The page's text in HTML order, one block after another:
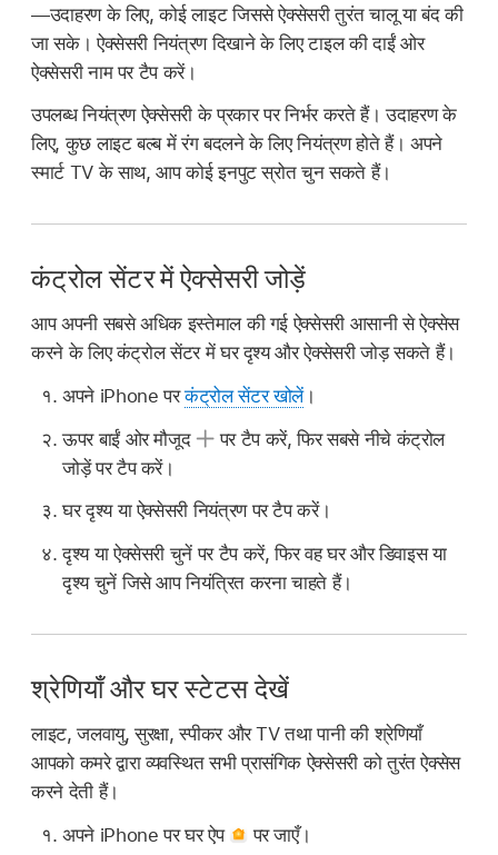
—उदाहरण के लिए, कोई लाइट जिससे ऐक्सेसरी तुरंत चालू या बंद की
जा सके। ऐक्सेसरी नियंत्रण दिखाने के लिए टाइल की दाईं ओर
ऐक्सेसरी नाम पर टैप करें।
उपलब्ध नियंत्रण ऐक्सेसरी के प्रकार पर निर्भर करते हैं। उदाहरण के
लिए, कुछ लाइट बल्ब में रंग बदलने के लिए नियंत्रण होते हैं। अपने
स्मार्ट TV के साथ, आप कोई इनपुट स्रोत चुन सकते हैं।
कंट्रोल सेंटर में ऐक्सेसरी जोड़ें
आप अपनी सबसे अधिक इस्तेमाल की गई ऐक्सेसरी आसानी से ऐक्सेस
करने के लिए कंट्रोल सेंटर में घर दृश्य और ऐक्सेसरी जोड़ सकते हैं।
अपने iPhone परकंट्रोल सेंटर खोलें।
ऊपर बाईं ओर मौजूद
पर टैप करें, फिर सबसे नीचे कंट्रोल
जोड़ें पर टैप करें।
घर दृश्य या ऐक्सेसरी नियंत्रण पर टैप करें।
दृश्य या ऐक्सेसरी चुनें पर टैप करें, फिर वह घर और डिवाइस या
दृश्य चुनें जिसे आप नियंत्रित करना चाहते हैं।
श्रेणियाँ और घर स्टेटस देखें
लाइट, जलवायु, सुरक्षा, स्पीकर और TV तथा पानी की श्रेणियाँ
आपको कमरे द्वारा व्यवस्थित सभी प्रासंगिक ऐक्सेसरी को तुरंत ऐक्सेस
करने देती हैं।
अपने iPhone पर घर ऐप
पर जाएँ।